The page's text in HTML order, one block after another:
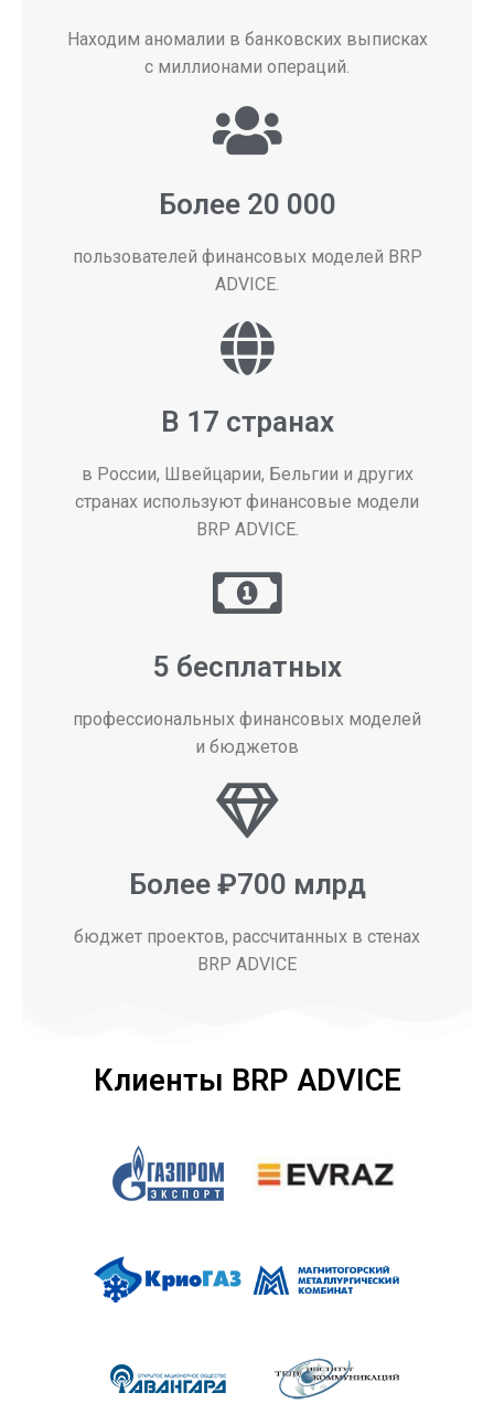
Находим аномалии в банковских выписках
с миллионами операций.
Более 20 000
пользователей финансовых моделей BRP
ADVICE.
В 17 странах
в России, Швейцарии, Бельгии и других
странах используют финансовые модели
BRP ADVICE.
5 бесплатных
профессиональных финансовых моделей
и бюджетов
Более ₽700 млрд
бюджет проектов, рассчитанных в стенах
BRP ADVICE
Клиенты BRP ADVICE